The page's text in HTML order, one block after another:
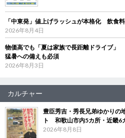
「中東発」値上げラッシュが本格化 飲食
2026年8月4日
物価高でも「夏は家族で長距離ドライブ」
猛暑への備えも必須
2026年8月3日
カルチャー
豊臣秀吉・秀長兄弟ゆかりの
ト 和歌山市内5カ所・近畿6
2026年8月8日